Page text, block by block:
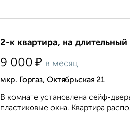
2-к квартира, на
9 000 ₽ в месяц
мкр. Горгаз, Октябрьская 21
В комнате установлена сейф-
пластиковые окна. Квартира